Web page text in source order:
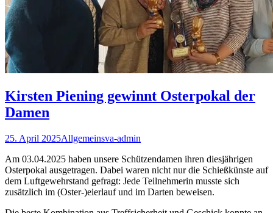
Kirsten Piening gewinnt Osterpokal der
Damen
25. April 2025Allgemeinsva-admin
Am 03.04.2025 haben unsere Schützendamen ihren diesjährigen
Osterpokal ausgetragen. Dabei waren nicht nur die Schießkünste auf
dem Luftgewehrstand gefragt: Jede Teilnehmerin musste sich
zusätzlich im (Oster-)eierlauf und im Darten beweisen.